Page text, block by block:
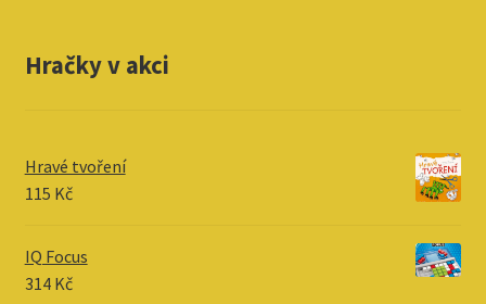
Hračky v akci
Hravé tvoření
115 Kč
IQ Focus
314 Kč